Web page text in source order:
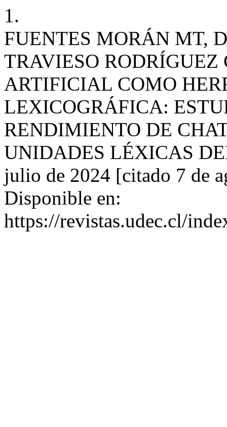
1.
FUENTES MORÁN MT,
TRAVIESO
ARTIFICIAL COMO
LEXICOGRÁFICA:
RENDIMIENTO DE
UNIDADES LÉXICAS
julio de 2024 [citado 7 de
Disponible en:
https://revistas.udec.cl/